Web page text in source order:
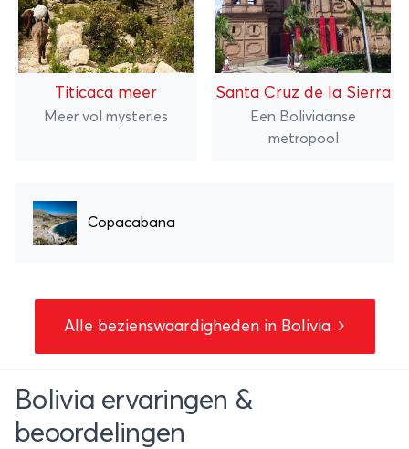
Titicaca meer
Meer vol mysteries
Santa Cruz de la Sierra
Een Boliviaanse
metropool
Copacabana
Alle bezienswaardigheden in Bolivia
Bolivia ervaringen &
beoordelingen